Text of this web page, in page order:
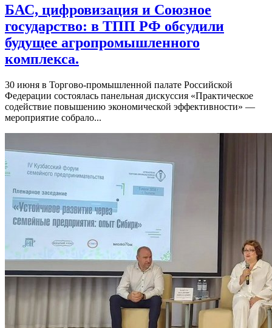
БАС, цифровизация и Союзное
государство: в ТПП РФ обсудили
будущее агропромышленного
комплекса.
30 июня в Торгово-промышленной палате Российской
Федерации состоялась панельная дискуссия «Практическое
содействие повышению экономической эффективности» —
мероприятие собрало...